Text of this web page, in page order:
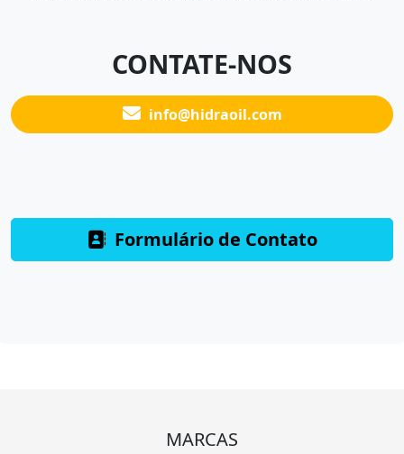
CONTATE-NOS
info@hidraoil.com
Formulário de Contato
MARCAS